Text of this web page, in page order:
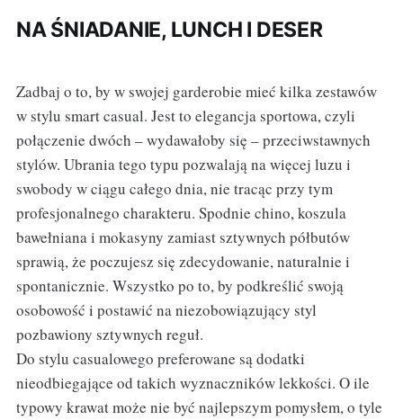
NA ŚNIADANIE, LUNCH I DESER
Zadbaj o to, by w swojej garderobie mieć kilka zestawów
w stylu smart casual. Jest to elegancja sportowa, czyli
połączenie dwóch – wydawałoby się – przeciwstawnych
stylów. Ubrania tego typu pozwalają na więcej luzu i
swobody w ciągu całego dnia, nie tracąc przy tym
profesjonalnego charakteru. Spodnie chino, koszula
bawełniana i mokasyny zamiast sztywnych półbutów
sprawią, że poczujesz się zdecydowanie, naturalnie i
spontanicznie. Wszystko po to, by podkreślić swoją
osobowość i postawić na niezobowiązujący styl
pozbawiony sztywnych reguł.
Do stylu casualowego preferowane są dodatki
nieodbiegające od takich wyznaczników lekkości. O ile
typowy krawat może nie być najlepszym pomysłem, o tyle